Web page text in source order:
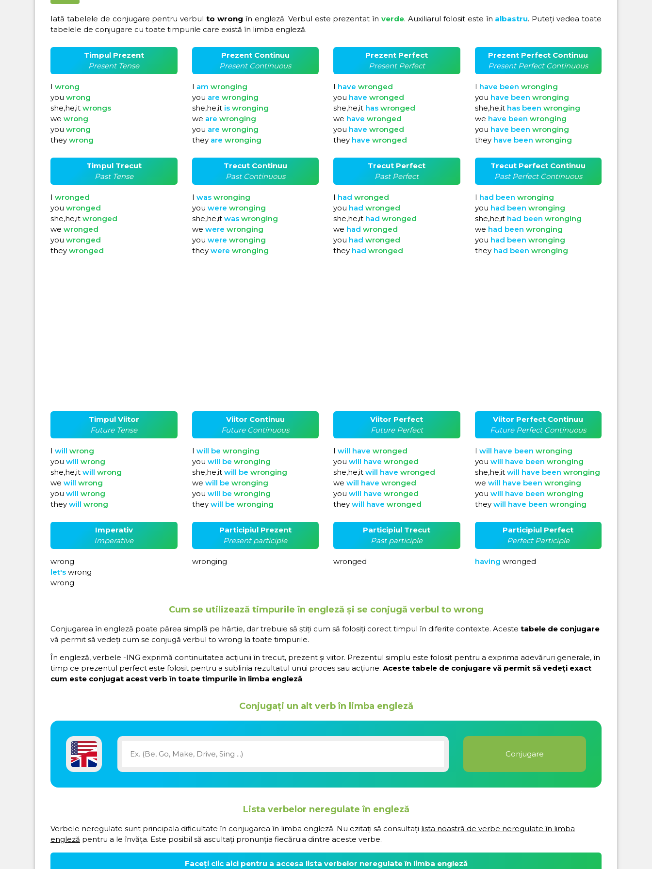
Iată tabelele de conjugare pentru verbulto wrong în engleză. Verbul este prezentat înverde. Auxiliarul folosit este în albastru. Puteți vedea toate
tabelele de conjugare cu toate timpurile care există în limba engleză.
Timpul Prezent
Present Tense
I wrong
you wrong
she,he,it wrongs
we wrong
you wrong
they wrong
Prezent Continuu
Present Continuous
I am wronging
you are wronging
she,he,it is wronging
we are wronging
you are wronging
they are wronging
Prezent Perfect
Present Perfect
I have wronged
you have wronged
she,he,it has wronged
we have wronged
you have wronged
they have wronged
Prezent Perfect Continuu
Present Perfect Continuous
I have been wronging
you have been wronging
she,he,it has been wronging
we have been wronging
you have been wronging
they have been wronging
Timpul Trecut
Past Tense
I wronged
you wronged
she,he,it wronged
we wronged
you wronged
they wronged
Trecut Continuu
Past Continuous
I was wronging
you were wronging
she,he,it was wronging
we were wronging
you were wronging
they were wronging
Trecut Perfect
Past Perfect
I had wronged
you had wronged
she,he,it had wronged
we had wronged
you had wronged
they had wronged
Trecut Perfect Continuu
Past Perfect Continuous
I had been wronging
you had been wronging
she,he,it had been wronging
we had been wronging
you had been wronging
they had been wronging
Timpul Viitor
Future Tense
I will wrong
you will wrong
she,he,it will wrong
we will wrong
you will wrong
they will wrong
Viitor Continuu
Future Continuous
I will be wronging
you will be wronging
she,he,it will be wronging
we will be wronging
you will be wronging
they will be wronging
Viitor Perfect
Future Perfect
I will have wronged
you will have wronged
she,he,it will have wronged
we will have wronged
you will have wronged
they will have wronged
Viitor Perfect Continuu
Future Perfect Continuous
I will have been wronging
you will have been wronging
she,he,it will have been wronging
we will have been wronging
you will have been wronging
they will have been wronging
Imperativ
Imperative
wrong
let's wrong
wrong
Participiul Prezent
Present participle
wronging
Participiul Trecut
Past participle
wronged
Participiul Perfect
Perfect Participle
having wronged
Cum se utilizează timpurile în engleză și se conjugă verbul to wrong
Conjugarea în engleză poate părea simplă pe hârtie, dar trebuie să știți cum să folosiți corect timpul în diferite contexte. Aceste tabele de conjugare
vă permit să vedeți cum se conjugă verbul to wrong la toate timpurile.
În engleză, verbele -ING exprimă continuitatea acțiunii în trecut, prezent și viitor. Prezentul simplu este folosit pentru a exprima adevăruri generale, în
timp ce prezentul perfect este folosit pentru a sublinia rezultatul unui proces sau acțiune. Aceste tabele de conjugare vă permit să vedeți exact
cum este conjugat acest verb în toate timpurile în limba engleză.
Conjugați un alt verb în limba engleză
Lista verbelor neregulate în engleză
Verbele neregulate sunt principala dificultate în conjugarea în limba engleză. Nu ezitați să consultați lista noastră de verbe neregulate în limba
engleză pentru a le învăța. Este posibil să ascultați pronunția fiecăruia dintre aceste verbe.
Faceți clic aici pentru a accesa lista verbelor neregulate în limba engleză